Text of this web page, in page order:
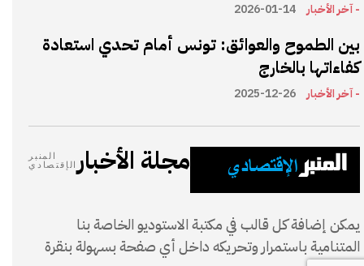
- آخر الأخبار 2026-01-14
بين الطموح والعوائق: تونس أمام تحدي استعادة
كفاءاتها بالخارج
- آخر الأخبار 2025-12-26
مجلة الأخبار
المنبر
الإقتصادي
يمكن إضافة كل قالب في مكتبة الاستوديو الخاصة بنا
المتنامية باستمرار وتحريكه داخل أي صفحة بسهولة بنقرة